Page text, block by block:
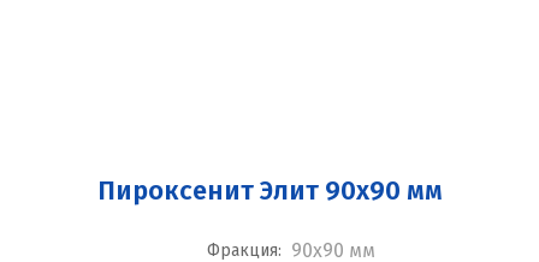
Пироксенит Элит 90x90 мм
Фракция: 90x90 мм